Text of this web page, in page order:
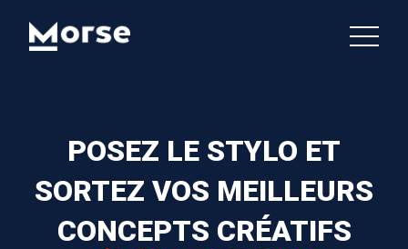
POSEZ LE STYLO ET
SORTEZ VOS MEILLEURS
CONCEPTS CRÉATIFS